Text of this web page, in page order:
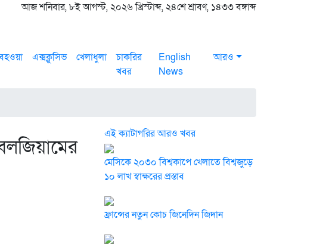
আজ শনিবার, ৮ই আগস্ট, ২০২৬ খ্রিস্টাব্দ, ২৪শে শ্রাবণ, ১৪৩৩ বঙ্গাব্দ
এক্সক্লুসিভ খেলাধুলা
চাকরির
খবর
English
News
আরও
এই ক্যাটাগরির আরও খবর
মেসিকে ২০৩০ বিশ্বকাপে খেলাতে বিশ্বজুড়ে
১০ লাখ স্বাক্ষরের প্রস্তাব
ফ্রান্সের নতুন কোচ জিনেদিন জিদান